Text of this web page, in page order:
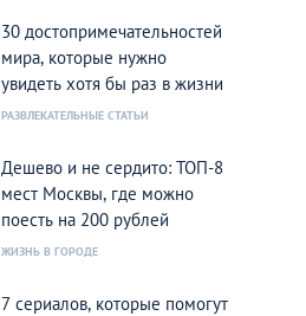
30 достопримечательностей
мира, которые нужно
увидеть хотя бы раз в жизни
РАЗВЛЕКАТЕЛЬНЫЕ СТАТЬИ
Дешево и не сердито: ТОП-8
мест Москвы, где можно
поесть на 200 рублей
ЖИЗНЬ В ГОРОДЕ
7 сериалов, которые помогут